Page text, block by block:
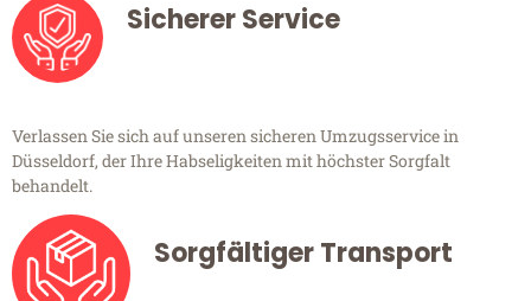
Sicherer Service
Verlassen Sie sich auf unseren sicheren Umzugsservice in
Düsseldorf, der Ihre Habseligkeiten mit höchster Sorgfalt
behandelt.
Sorgfältiger Transport